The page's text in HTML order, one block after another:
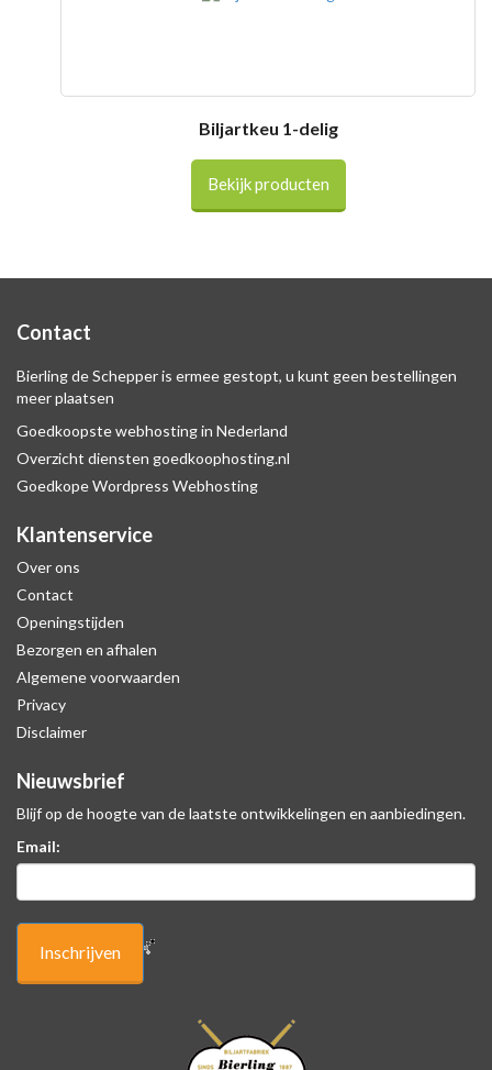
Biljartkeu 1-delig
Bekijk producten
Contact
Bierling de Schepper is ermee gestopt, u kunt geen bestellingen
meer plaatsen
Goedkoopste webhosting in Nederland
Overzicht diensten goedkoophosting.nl
Goedkope Wordpress Webhosting
Klantenservice
Over ons
Contact
Openingstijden
Bezorgen en afhalen
Algemene voorwaarden
Privacy
Disclaimer
Nieuwsbrief
Blijf op de hoogte van de laatste ontwikkelingen en aanbiedingen.
Email: